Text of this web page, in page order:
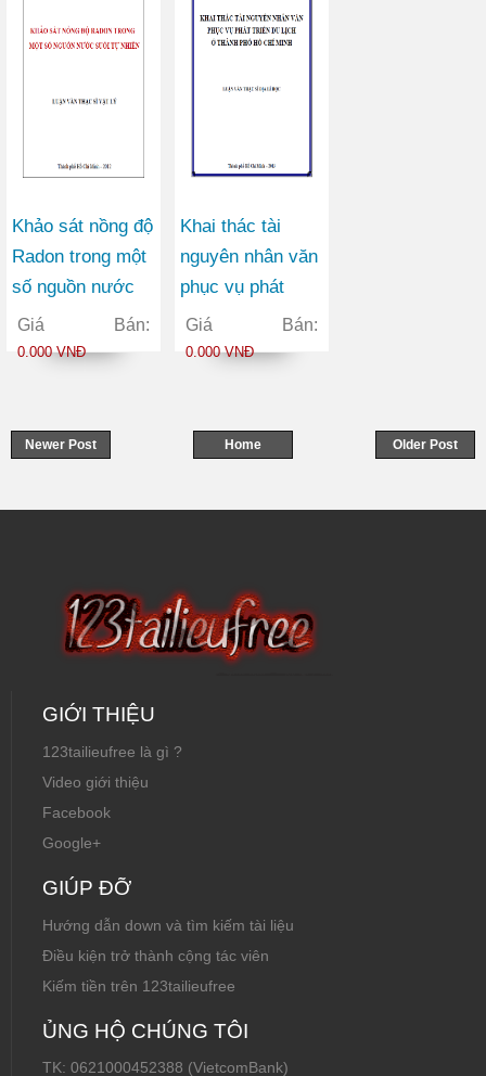
Khảo sát nồng độ
Radon trong một
số nguồn nước
suối tự nhiên
Giá Bán:
0.000 VNĐ
Khai thác tài
nguyên nhân văn
phục vụ phát
triển du lịch ở
thành phố Hồ Chí
Giá Bán:
0.000 VNĐ
Newer Post Older Post
Home
GIỚI THIỆU
123tailieufree là gì ?
Video giới thiệu
Facebook
Google+
GIÚP ĐỠ
Hướng dẫn down và tìm kiếm tài liệu
Điều kiện trở thành cộng tác viên
Kiếm tiền trên 123tailieufree
ỦNG HỘ CHÚNG TÔI
TK: 0621000452388 (VietcomBank)